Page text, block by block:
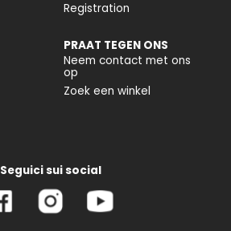
Registration
PRAAT TEGEN ONS
Neem contact met ons
op
Zoek een winkel
Seguici sui social